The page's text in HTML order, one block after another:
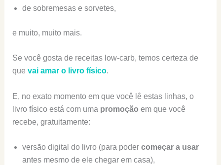
de sobremesas e sorvetes,
e muito, muito mais.
Se você gosta de receitas low-carb, temos certeza de
que vai amar o livro físico.
E, no exato momento em que você lê estas linhas, o
livro físico está com uma promoção em que você
recebe, gratuitamente:
versão digital do livro (para poder começar a usar
antes mesmo de ele chegar em casa),